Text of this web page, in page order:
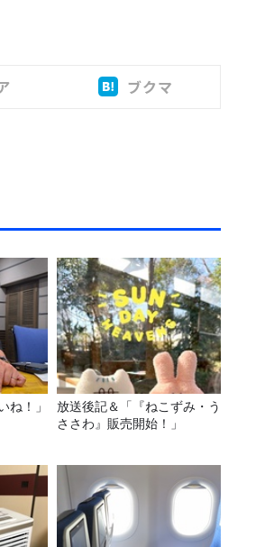
ブクマ
ね！」
放送後記＆「『ねこずみ・う
ささわ』販売開始！」